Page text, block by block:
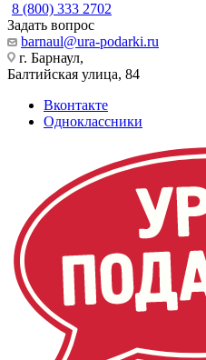
8 (800) 333 2702
Задать вопрос
barnaul@ura-podarki.ru
г. Барнаул,
Балтийская улица, 84
Вконтакте
Одноклассники